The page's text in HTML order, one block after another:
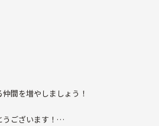
う！！
間を増やしましょう！
ございます！